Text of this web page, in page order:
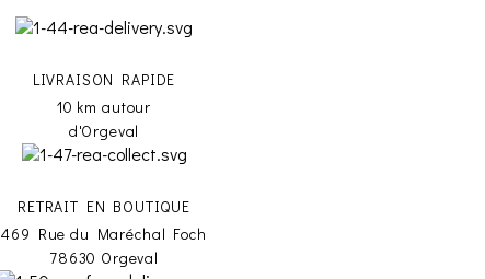
LIVRAISON RAPIDE
10 km autour
d'Orgeval
RETRAIT EN BOUTIQUE
469 Rue du Maréchal Foch
78630 Orgeval